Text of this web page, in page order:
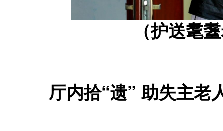
（护送耄
厅内拾“遗” 助失主老